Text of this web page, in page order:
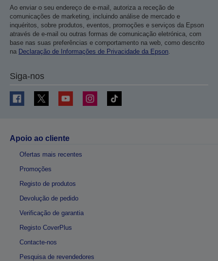
Ao enviar o seu endereço de e-mail, autoriza a receção de
comunicações de marketing, incluindo análise de mercado e
inquéritos, sobre produtos, eventos, promoções e serviços da Epson
através de e-mail ou outras formas de comunicação eletrónica, com
base nas suas preferências e comportamento na web, como descrito
na Declaração de Informações de Privacidade da Epson.
Siga-nos
Apoio ao cliente
Ofertas mais recentes
Promoções
Registo de produtos
Devolução de pedido
Verificação de garantia
Registo CoverPlus
Contacte-nos
Pesquisa de revendedores